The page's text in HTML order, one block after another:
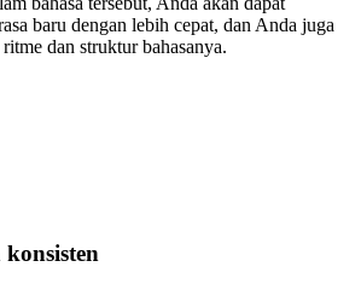
baru dengan lebih cepat, dan Anda juga
dan struktur bahasanya.